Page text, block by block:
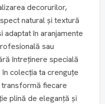
decorurilor,
natural și textură
în aranjamente
sau
întreținere specială
în colecția ta crenguțe
transformă fiecare
plină de eleganță și